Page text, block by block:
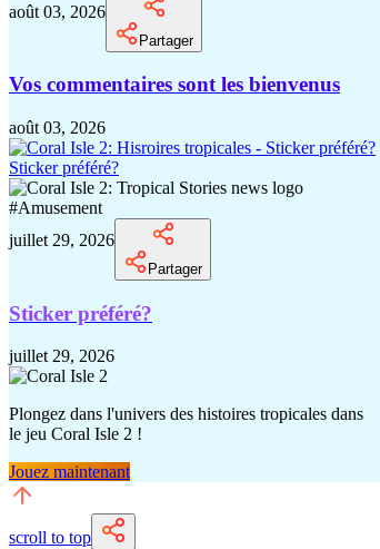
août 03, 2026
Partager
Vos commentaires sont les bienvenus
août 03, 2026
Sticker préféré?
#Amusement
juillet 29, 2026
Partager
Sticker préféré?
juillet 29, 2026
Plongez dans l'univers des histoires tropicales dans
le jeu Coral Isle 2 !
Jouez maintenant
scroll to top